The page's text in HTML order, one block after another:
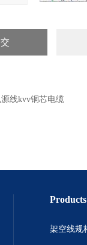
线kvv铜芯电缆
Products